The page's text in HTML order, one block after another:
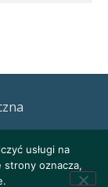
usługi na
strony oznacza,